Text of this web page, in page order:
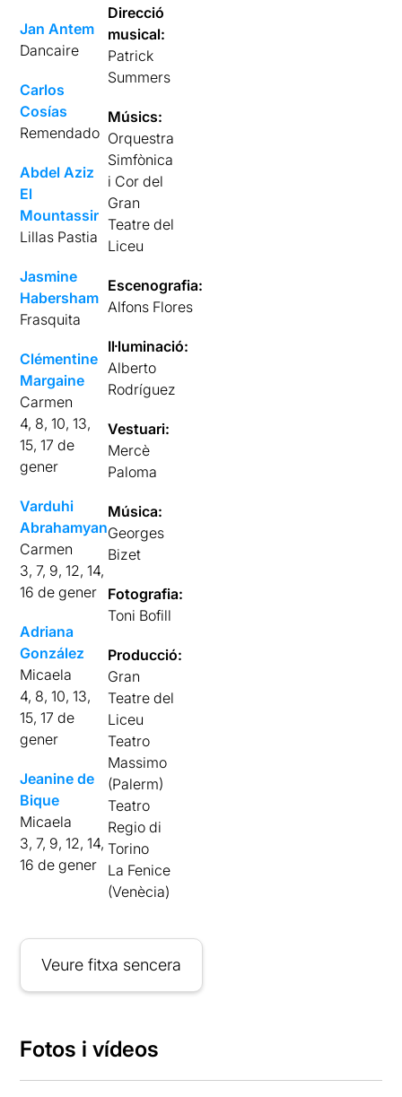
Jan Antem
Dancaire
Carlos
Cosías
Remendado
Abdel Aziz
El
Mountassir
Lillas Pastia
Jasmine
Habersham
Frasquita
Clémentine
Margaine
Carmen
4, 8, 10, 13,
15, 17 de
gener
Varduhi
Abrahamyan
Carmen
3, 7, 9, 12, 14,
16 de gener
Adriana
González
Micaela
4, 8, 10, 13,
15, 17 de
gener
Jeanine de
Bique
Micaela
3, 7, 9, 12, 14,
16 de gener
Direcció
musical:
Patrick
Summers
Músics:
Orquestra
Simfònica
i Cor del
Gran
Teatre del
Liceu
Escenografia:
Alfons Flores
Il·luminació:
Alberto
Rodríguez
Vestuari:
Mercè
Paloma
Música:
Georges
Bizet
Fotografia:
Toni Bofill
Producció:
Gran
Teatre del
Liceu
Teatro
Massimo
(Palerm)
Teatro
Regio di
Torino
La Fenice
(Venècia)
Veure fitxa sencera
Fotos i vídeos